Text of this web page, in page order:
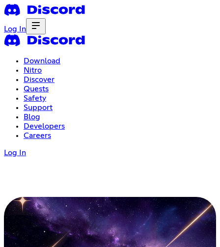
Log In
Download
Nitro
Discover
Quests
Safety
Support
Blog
Developers
Careers
Log In